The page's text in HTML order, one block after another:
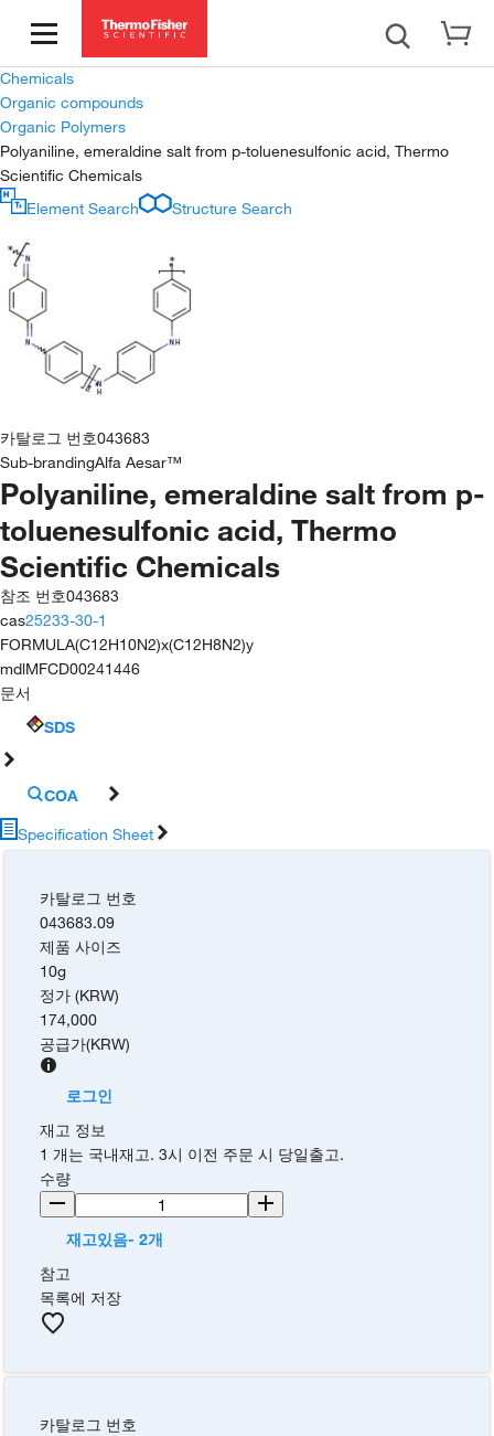
Chemicals
Organic compounds
Organic Polymers
Polyaniline, emeraldine salt from p-toluenesulfonic acid, Thermo
Scientific Chemicals
Element Search
Structure Search
카탈로그 번호043683
Sub-brandingAlfa Aesar™
Polyaniline, emeraldine salt from p-
toluenesulfonic acid, Thermo
Scientific Chemicals
참조 번호043683
cas25233-30-1
FORMULA(C12H10N2)x(C12H8N2)y
mdlMFCD00241446
문서
SDS
COA
Specification Sheet
카탈로그 번호
043683.09
제품 사이즈
10g
정가 (KRW)
174,000
공급가(KRW)
로그인
재고 정보
1 개는 국내재고. 3시 이전 주문 시 당일출고.
수량
재고있음- 2개
참고
목록에 저장
카탈로그 번호